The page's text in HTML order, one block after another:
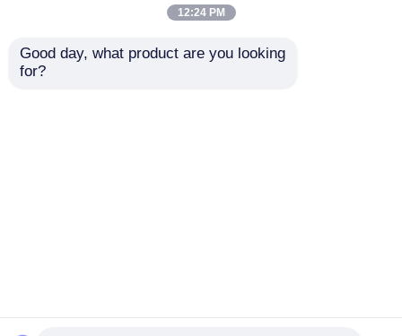
12:24 PM
Good day, what product are you looking
for?